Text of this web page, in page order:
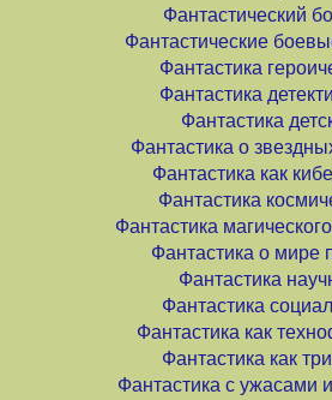
Фантастический
Фантастические
Фантастика
Фантастика
Фантастика
Фантастика о
Фантастика как
Фантастика
Фантастика
Фантастика о мире
Фантастика
Фантастика
Фантастика как
Фантастика как
Фантастика с ужасами